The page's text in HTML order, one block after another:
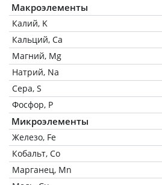
Макроэлементы
Калий, K
Кальций, Ca
Магний, Mg
Натрий, Na
Сера, S
Фосфор, P
Микроэлементы
Железо, Fe
Кобальт, Co
Марганец, Mn